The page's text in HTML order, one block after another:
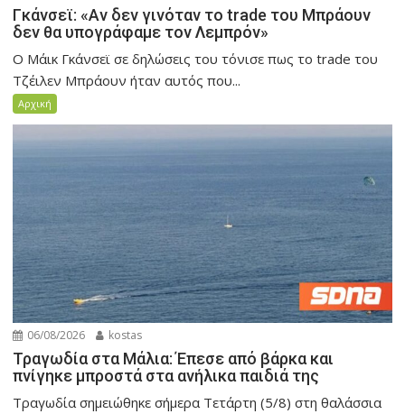
Γκάνσεϊ: «Αν δεν γινόταν το trade του Μπράουν
δεν θα υπογράφαμε τον Λεμπρόν»
Ο Μάικ Γκάνσεϊ σε δηλώσεις του τόνισε πως το trade του
Τζέιλεν Μπράουν ήταν αυτός που...
Αρχική
06/08/2026 kostas
Τραγωδία στα Μάλια: Έπεσε από βάρκα και
πνίγηκε μπροστά στα ανήλικα παιδιά της
Τραγωδία σημειώθηκε σήμερα Τετάρτη (5/8) στη θαλάσσια